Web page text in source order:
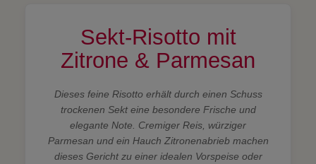
Sekt-Risotto mit
Zitrone & Parmesan
Dieses feine Risotto erhält durch einen Schuss
trockenen Sekt eine besondere Frische und
elegante Note. Cremiger Reis, würziger
Parmesan und ein Hauch Zitronenabrieb machen
dieses Gericht zu einer idealen Vorspeise oder